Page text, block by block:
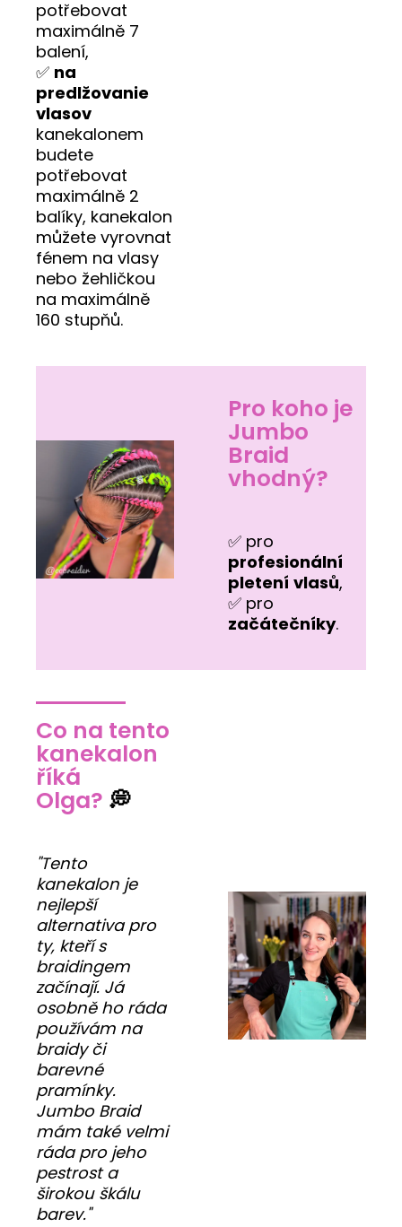
potřebovat
maximálně 7
balení,
✅ na
predlžovanie
vlasov
kanekalonem
budete
potřebovat
maximálně 2
balíky, kanekalon
můžete vyrovnat
fénem na vlasy
nebo žehličkou
na maximálně
160 stupňů.
Pro koho je
Jumbo
Braid
vhodný?
✅ pro
profesionální
pletení vlasů,
✅ pro
začátečníky.
Co na tento
kanekalon
říká
Olga? 💭
"Tento
kanekalon je
nejlepší
alternativa pro
ty, kteří s
braidingem
začínají. Já
osobně ho ráda
používám na
braidy či
barevné
pramínky.
Jumbo Braid
mám také velmi
ráda pro jeho
pestrost a
širokou škálu
barev."